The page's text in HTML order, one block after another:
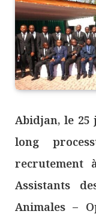
Abidjan, le 25
long
recrutement
Assistants
Animales –